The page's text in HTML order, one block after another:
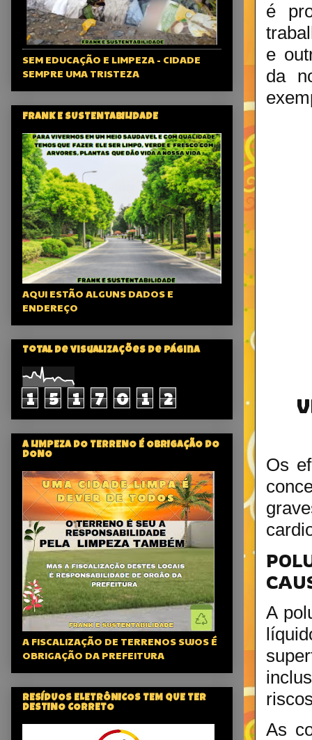
é
e
da
Os
A
As
SEM EDUCAÇÃO E LIMPEZA - CIDADE
SEMPRE UMA TRISTEZA
FRANK E SUSTENTABILIDADE
AQUI ESTÃO ALGUNS DADOS E
ENDEREÇO
Total de visualizações de página
1 5 1 7 0 1 2
A LIMPEZA DO TERRENO É OBRIGAÇÃO DO
DONO
A FISCALIZAÇÃO DE TERRENOS SUJOS É
OBRIGAÇÃO DA PREFEITURA
RESÍDUOS ELETRÔNICOS TEM QUE TER
DESTINO CORRETO